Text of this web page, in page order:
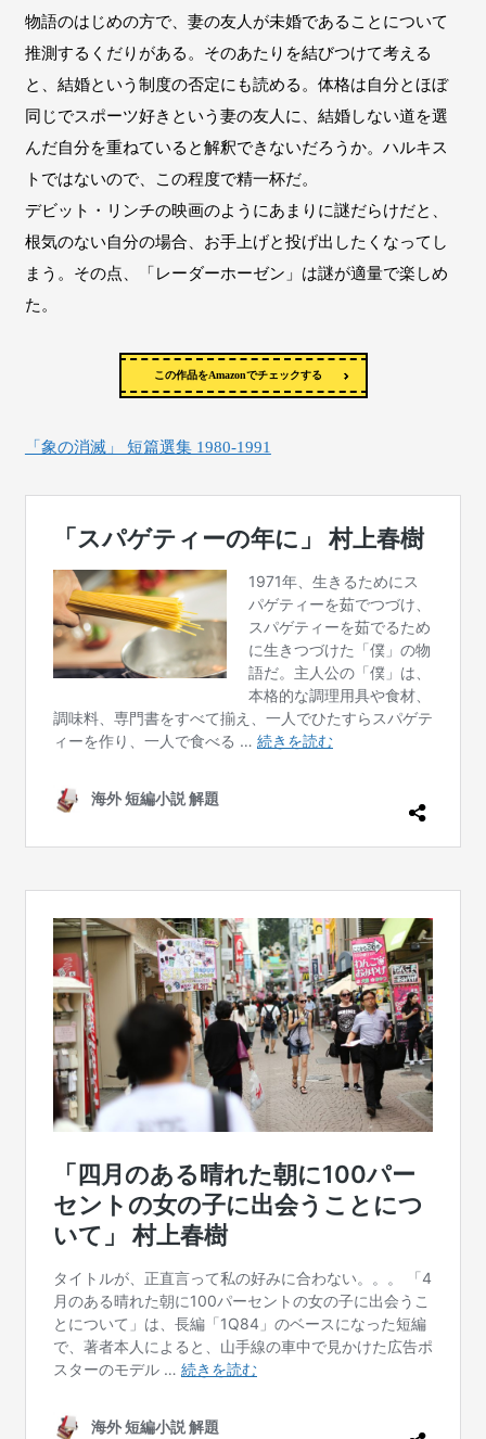
物語のはじめの方で、妻の友人が未婚であることについて
推測するくだりがある。そのあたりを結びつけて考える
と、結婚という制度の否定にも読める。体格は自分とほぼ
同じでスポーツ好きという妻の友人に、結婚しない道を選
んだ自分を重ねていると解釈できないだろうか。ハルキス
トではないので、この程度で精一杯だ。
デビット・リンチの映画のようにあまりに謎だらけだと、
根気のない自分の場合、お手上げと投げ出したくなってし
まう。その点、「レーダーホーゼン」は謎が適量で楽しめ
た。
この作品をAmazonでチェックする
「象の消滅」 短篇選集 1980-1991